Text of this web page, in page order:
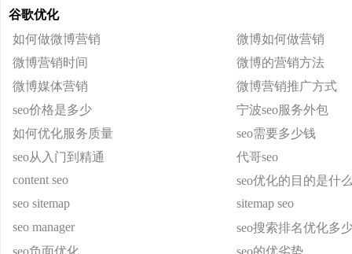
谷歌优化
如何做微博营销
微博如何做营销
微博营销时间
微博的营销方法
微博媒体营销
微博营销推广方式
seo价格是多少
宁波seo服务外包
如何优化服务质量
seo需要多少钱
seo从入门到精通
代哥seo
content seo
seo优化的目的是什
seo sitemap
sitemap seo
seo manager
seo搜索排名优化多
seo负面优化
seo的优劣势